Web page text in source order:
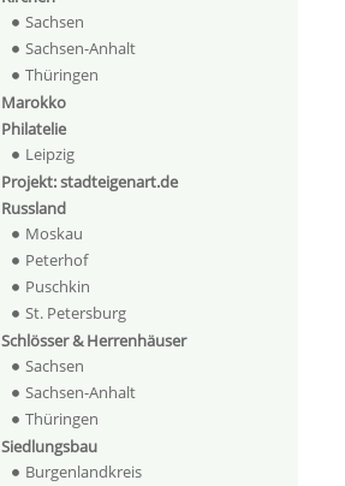
Sachsen
Sachsen-Anhalt
Thüringen
Marokko
Philatelie
Leipzig
Projekt: stadteigenart.de
Russland
Moskau
Peterhof
Puschkin
St. Petersburg
Schlösser & Herrenhäuser
Sachsen
Sachsen-Anhalt
Thüringen
Siedlungsbau
Burgenlandkreis